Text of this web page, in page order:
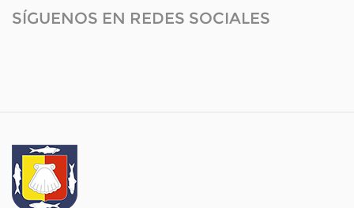
SÍGUENOS EN REDES SOCIALES